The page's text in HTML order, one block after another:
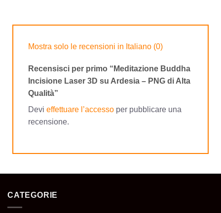
Mostra solo le recensioni in Italiano (0)
Recensisci per primo “Meditazione Buddha
Incisione Laser 3D su Ardesia – PNG di Alta
Qualità”
Devi effettuare l’accesso per pubblicare una
recensione.
CATEGORIE